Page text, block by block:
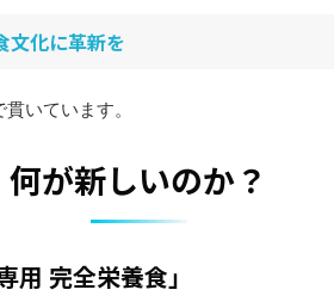
文化に革新を
いています。
何が新しいのか？
用 完全栄養食」